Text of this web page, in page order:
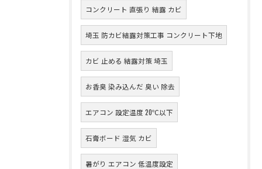
コンクリート 直張り 結露 カビ
埼玉 防カビ結露対策工事 コンクリート下地
カビ 止める 結露対策 埼玉
お香臭 染み込んだ 臭い 除去
エアコン 設定温度 20℃以下
石膏ボード 湿気 カビ
暑がり エアコン 低温度設定